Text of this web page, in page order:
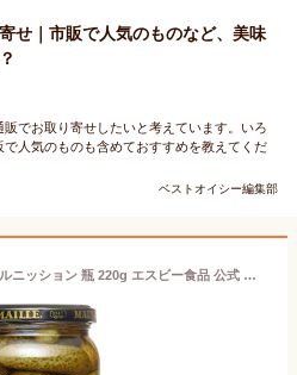
せ｜市販で人気のものなど、美味
でお取り寄せしたいと考えています。いろ
人気のものも含めておすすめを教えてくだ
ベストオイシー編集部
【公式】S&B MAILLE コルニッション 瓶 220g エスビー食品 公式 漬物 マイユ ピクルス ハンバーガー 大容量